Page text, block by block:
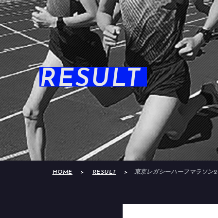
RESULT
HOME RESULT 東京レガシーハーフマラソン